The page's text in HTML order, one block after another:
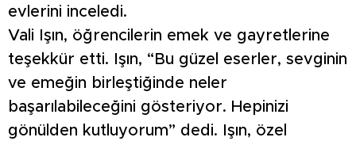
evlerini inceledi.
Vali Işın, öğrencilerin emek ve gayretlerine
teşekkür etti. Işın, “Bu güzel eserler, sevginin
ve emeğin birleştiğinde neler
başarılabileceğini gösteriyor. Hepinizi
gönülden kutluyorum” dedi. Işın, özel